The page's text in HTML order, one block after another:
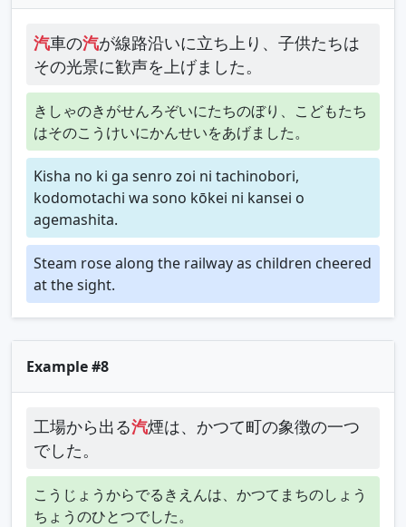
汽車の汽が線路沿いに立ち上り、子供たちは
その光景に歓声を上げました。
きしゃのきがせんろぞいにたちのぼり、こどもたち
はそのこうけいにかんせいをあげました。
Kisha no ki ga senro zoi ni tachinobori,
kodomotachi wa sono kōkei ni kansei o
agemashita.
Steam rose along the railway as children cheered
at the sight.
Example #8
工場から出る汽煙は、かつて町の象徴の一つ
でした。
こうじょうからでるきえんは、かつてまちのしょう
ちょうのひとつでした。